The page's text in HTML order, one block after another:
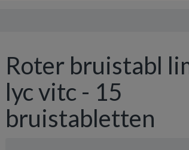
Roter bruistabl
lyc vitc - 15
bruistabletten